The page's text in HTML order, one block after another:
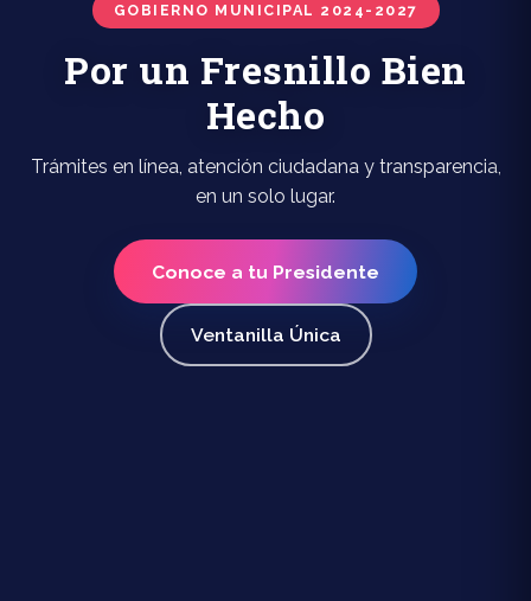
GOBIERNO MUNICIPAL 2024-2027
Por un Fresnillo Bien
Hecho
Trámites en línea, atención ciudadana y transparencia,
en un solo lugar.
Conoce a tu Presidente
Ventanilla Única